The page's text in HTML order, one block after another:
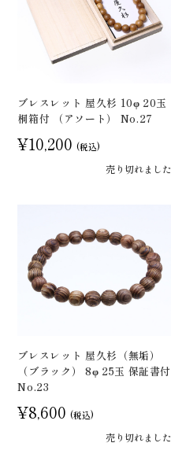
ブレスレット 屋久杉 10φ 20玉
桐箱付 （アソート） No.27
¥10,200 (税込)
売り切れました
ブレスレット 屋久杉（無垢）
（ブラック） 8φ 25玉 保証書付
No.23
¥8,600 (税込)
売り切れました